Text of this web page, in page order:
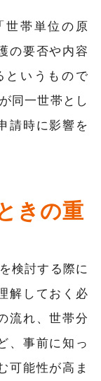
世帯単位の原
の要否や内容
というもので
同一世帯とし
請時に影響を
きの重
検討する際に
解しておく必
流れ、世帯分
、事前に知っ
可能性が高ま